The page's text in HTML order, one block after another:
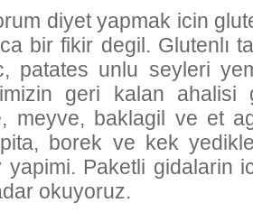
diyet yapmak icin
bir fikir degil. Glutenlı
patates unlu seyleri
geri kalan ahalisi
meyve, baklagil ve et
borek ve kek
yapimi. Paketli gidalarin
okuyoruz.